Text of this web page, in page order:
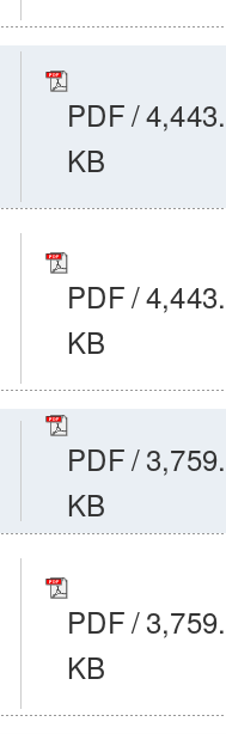
PDF/
KB
PDF/
KB
PDF/
KB
PDF/
KB